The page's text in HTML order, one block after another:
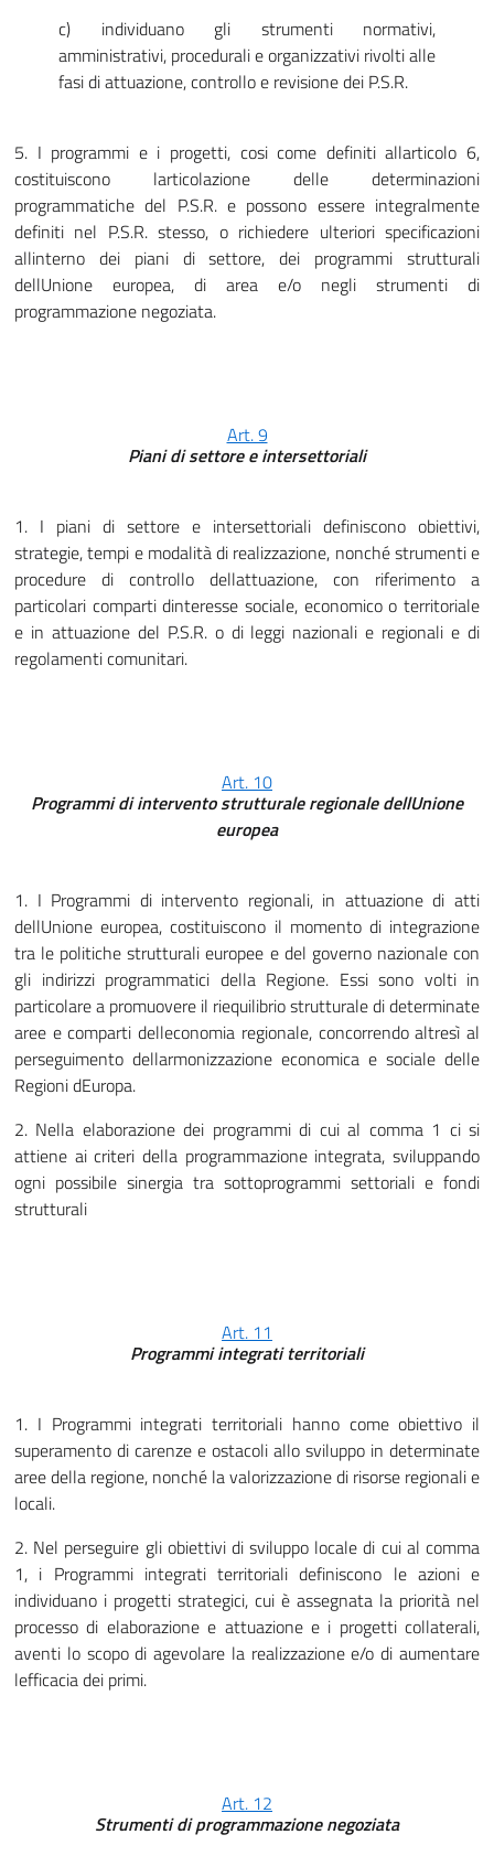
c) individuano gli strumenti normativi,
amministrativi, procedurali e organizzativi rivolti alle
fasi di attuazione, controllo e revisione dei P.S.R.
5. I programmi e i progetti, cosi come definiti allarticolo 6,
costituiscono larticolazione delle determinazioni
programmatiche del P.S.R. e possono essere integralmente
definiti nel P.S.R. stesso, o richiedere ulteriori specificazioni
allinterno dei piani di settore, dei programmi strutturali
dellUnione europea, di area e/o negli strumenti di
programmazione negoziata.
Art. 9
Piani di settore e intersettoriali
1. I piani di settore e intersettoriali definiscono obiettivi,
strategie, tempi e modalità di realizzazione, nonché strumenti e
procedure di controllo dellattuazione, con riferimento a
particolari comparti dinteresse sociale, economico o territoriale
e in attuazione del P.S.R. o di leggi nazionali e regionali e di
regolamenti comunitari.
Art. 10
Programmi di intervento strutturale regionale dellUnione
europea
1. I Programmi di intervento regionali, in attuazione di atti
dellUnione europea, costituiscono il momento di integrazione
tra le politiche strutturali europee e del governo nazionale con
gli indirizzi programmatici della Regione. Essi sono volti in
particolare a promuovere il riequilibrio strutturale di determinate
aree e comparti delleconomia regionale, concorrendo altresì al
perseguimento dellarmonizzazione economica e sociale delle
Regioni dEuropa.
2. Nella elaborazione dei programmi di cui al comma 1 ci si
attiene ai criteri della programmazione integrata, sviluppando
ogni possibile sinergia tra sottoprogrammi settoriali e fondi
strutturali
Art. 11
Programmi integrati territoriali
1. I Programmi integrati territoriali hanno come obiettivo il
superamento di carenze e ostacoli allo sviluppo in determinate
aree della regione, nonché la valorizzazione di risorse regionali e
locali.
2. Nel perseguire gli obiettivi di sviluppo locale di cui al comma
1, i Programmi integrati territoriali definiscono le azioni e
individuano i progetti strategici, cui è assegnata la priorità nel
processo di elaborazione e attuazione e i progetti collaterali,
aventi lo scopo di agevolare la realizzazione e/o di aumentare
lefficacia dei primi.
Art. 12
Strumenti di programmazione negoziata